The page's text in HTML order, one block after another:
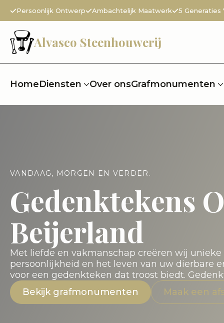
Persoonlijk Ontwerp Ambachtelijk Maatwerk 5 Generaties
Alvasco Steenhouwerij
HomeDiensten Over onsGrafmonumenten
VANDAAG, MORGEN EN VERDER.
Gedenktekens
Beijerland
Met liefde en vakmanschap creëren wij
persoonlijkheid en het leven van uw dierbare
voor een gedenkteken dat troost biedt.
Bekijk grafmonumenten
Maak een